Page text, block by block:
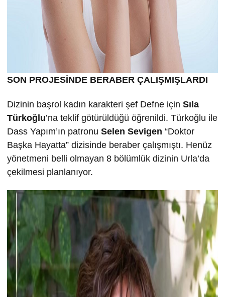
SON PROJESİNDE BERABER ÇALIŞMIŞLARDI
Dizinin başrol kadın karakteri şef Defne için Sıla
Türkoğlu’na teklif götürüldüğü öğrenildi. Türkoğlu ile
Dass Yapım’ın patronu Selen Sevigen “Doktor
Başka Hayatta” dizisinde beraber çalışmıştı. Henüz
yönetmeni belli olmayan 8 bölümlük dizinin Urla’da
çekilmesi planlanıyor.